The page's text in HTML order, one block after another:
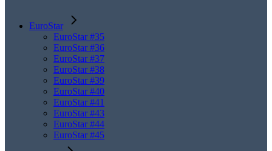
EuroStar
EuroStar #35
EuroStar #36
EuroStar #37
EuroStar #38
EuroStar #39
EuroStar #40
EuroStar #41
EuroStar #43
EuroStar #44
EuroStar #45